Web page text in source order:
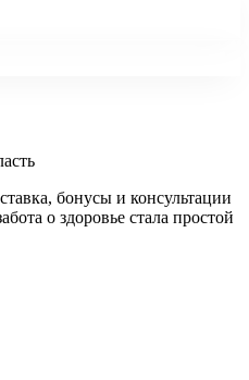
бонусы и консультации
о здоровье стала простой